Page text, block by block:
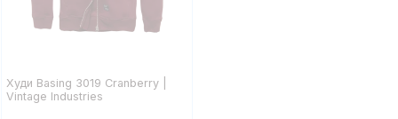
Худи Basing 3019 Cranberry |
Vintage Industries